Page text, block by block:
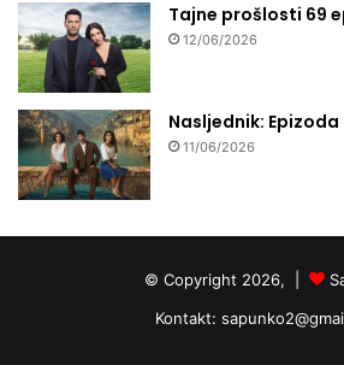
Tajne prošlosti 69
12/06/2026
Nasljednik: Epizoda
11/06/2026
© Copyright 2026, |
Kontakt: